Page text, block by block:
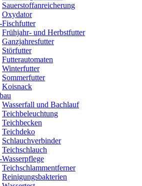
Sauerstoffanreicherung
Oxydator
Fischfutter
Frühjahr- und Herbstfutter
Ganzjahresfutter
Störfutter
Futterautomaten
Winterfutter
Sommerfutter
Koisnack
Wasserfall und Bachlauf
Teichbeleuchtung
Teichbecken
Teichdeko
Schlauchverbinder
Teichschlauch
Teichschlammentferner
Reinigungsbakterien